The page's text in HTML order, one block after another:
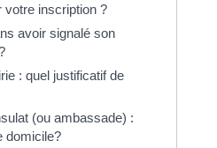
inscription ?
avoir signalé son
: quel justificatif de
(ou ambassade) :
domicile?